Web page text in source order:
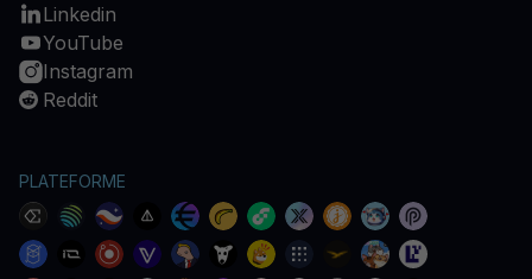
Linkedin
YouTube
Instagram
Reddit
PLATEFORME